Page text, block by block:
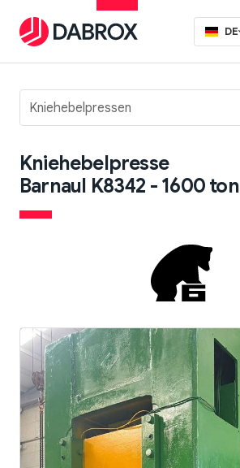
Kniehebelpressen
Kniehebelpresse
Barnaul K8342 - 1600 ton